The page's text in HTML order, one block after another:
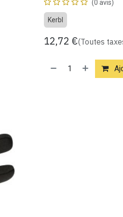
(0 avis)
Kerbl
12,72 €(Toutes